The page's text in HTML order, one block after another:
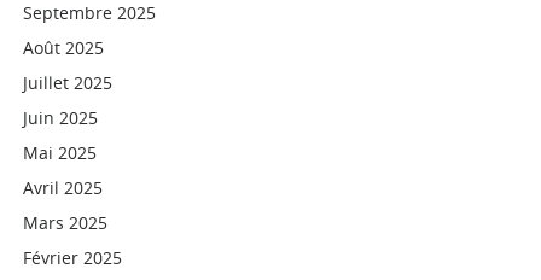
Septembre 2025
Août 2025
Juillet 2025
Juin 2025
Mai 2025
Avril 2025
Mars 2025
Février 2025